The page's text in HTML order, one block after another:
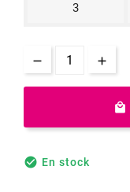
3

 En stock